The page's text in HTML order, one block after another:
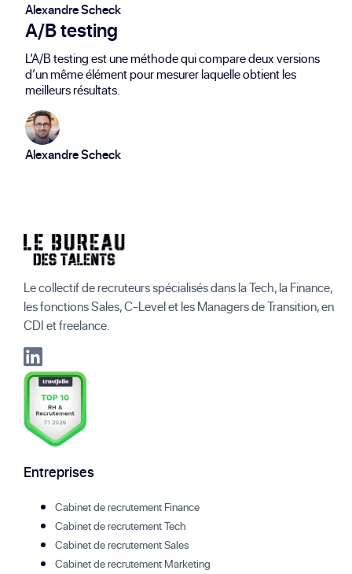
Alexandre Scheck
A/B testing
L’A/B testing est une méthode qui compare deux versions
d’un même élément pour mesurer laquelle obtient les
meilleurs résultats.
Alexandre Scheck
Le collectif de recruteurs spécialisés dans la Tech, la Finance,
les fonctions Sales, C-Level et les Managers de Transition, en
CDI et freelance.
Entreprises
Cabinet de recrutement Finance
Cabinet de recrutement Tech
Cabinet de recrutement Sales
Cabinet de recrutement Marketing